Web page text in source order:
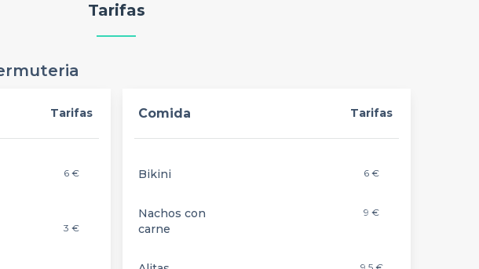
Tarifas
Tarifas
6 €
3 €
Comida Tarifas
Bikini 6 €
Nachos con
carne
9 €